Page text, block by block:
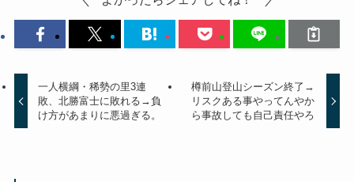
一人横綱・稀勢の里3連
敗、北勝富士に敗れる→負
け方があまりに悪過ぎる。
樽前山登山シーズン終了→
リスクある事やってんやか
ら事故しても自己責任やろ